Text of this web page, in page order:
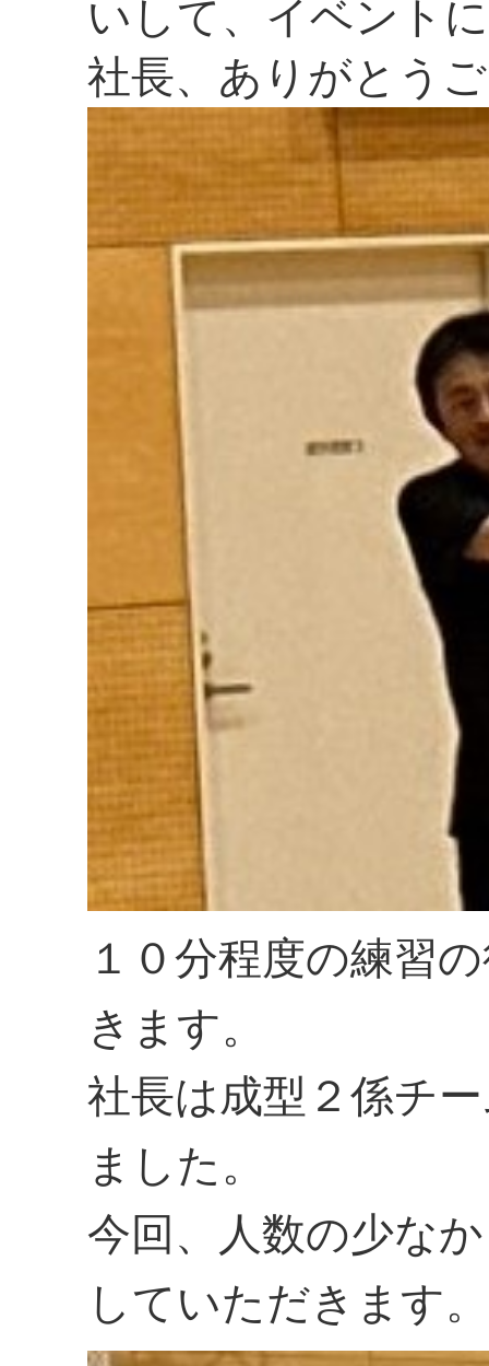
いして、イベント
社長、ありがとう
１０分程度の練習
きます。
社長は成型２係チ
ました。
今回、人数の少な
していただきます。